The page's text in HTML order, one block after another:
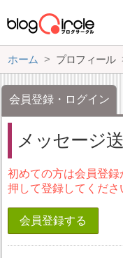
ホーム プロフィール
会員登録・ログイン
メッセージ
初めての方は会員登
押して登録してくださ
会員登録する